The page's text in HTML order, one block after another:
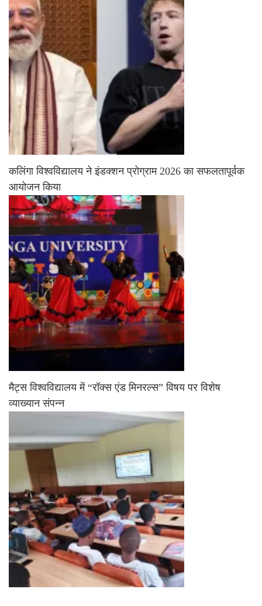
कलिंगा विश्वविद्यालय ने इंडक्शन प्रोग्राम 2026 का सफलतापूर्वक
आयोजन किया
मैट्स विश्वविद्यालय में “रॉक्स एंड मिनरल्स” विषय पर विशेष
व्याख्यान संपन्न